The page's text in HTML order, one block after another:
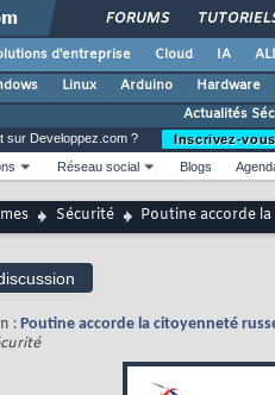
FORUMS
d'entreprise Cloud IA
Linux Arduino Hardware
Actualités
sur Developpez.com ?
Inscrivez-
Réseau social Blogs
Sécurité Poutine accorde
: Poutine accorde la citoyenneté